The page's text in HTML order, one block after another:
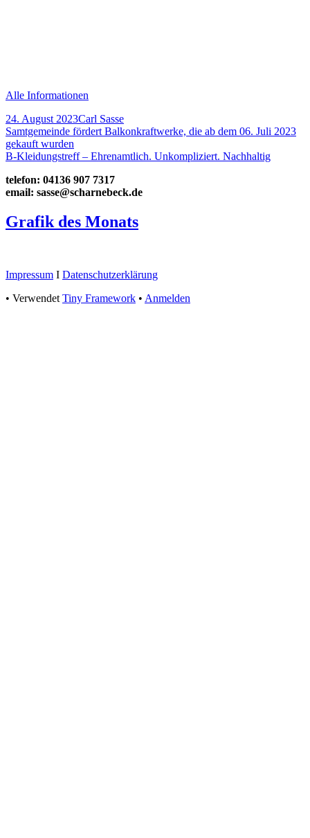
Alle Informationen
Veröffentlicht
am
24. August 2023Autor
Carl Sasse
Beitragsnavigation
Vorheriger
Beitrag:
Samtgemeinde fördert Balkonkraftwerke, die ab dem 06. Juli 2023
gekauft wurden
Nächster
B-Kleidungstreff – Ehrenamtlich. Unkompliziert. Nachhaltig
Haupt-
Seitenleiste
telefon: 04136 907 7317
email: sasse@scharnebeck.de
Grafik des Monats
Footer
Inhalt
Impressum I Datenschutzerklärung
• Verwendet Tiny Framework • Anmelden